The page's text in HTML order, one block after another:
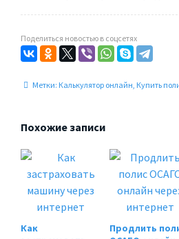
Поделиться новостью в соцсетях
Метки: Калькулятор онлайн, Купить
Похожие записи
Как
Продлить